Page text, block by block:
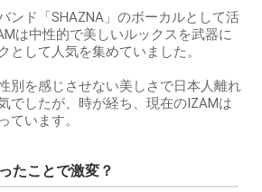
ンド「SHAZNA」のボーカルとして活
は中性的で美しいルックスを武器に
として人気を集めていました。
別を感じさせない美しさで日本人離れ
でしたが、時が経ち、現在のIZAMは
ています。
たことで激変？